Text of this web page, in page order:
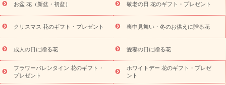
お供え プリザーブドフラワー
ペットのお供えフラワー
お盆（新
盆・初盆）
その他 お祝い返し お見舞い
お取り寄せギフト
ビジネス用
ご自宅用 観葉植物 ミディ胡蝶蘭
プリザーブ
ドフラワー
スタイルから探す アレンジメント 花束
スタ
ンド花
お祝い お供え・お悔やみ 胡蝶蘭 胡蝶蘭・花鉢
ディ胡蝶蘭・お祝い
ミディ胡蝶蘭・お供え
世界初の青色胡蝶蘭
観葉植物
観葉植物 産直多肉植物
プリザーブドフラワー
お祝い
お供え・お悔やみ 花とセットギフト
セミオーダー
お盆 花（新盆・初盆） 敬老の日 花のギフト・プレゼント
クリスマス 花のギフト・プレゼント 喪中見舞い・冬のお供えに贈る花
成人の日に贈る花 愛妻の日に贈る花
フラワーバレンタイン 花のギフト・
プレゼント
ホワイトデー 花のギフト・プレゼ
ント